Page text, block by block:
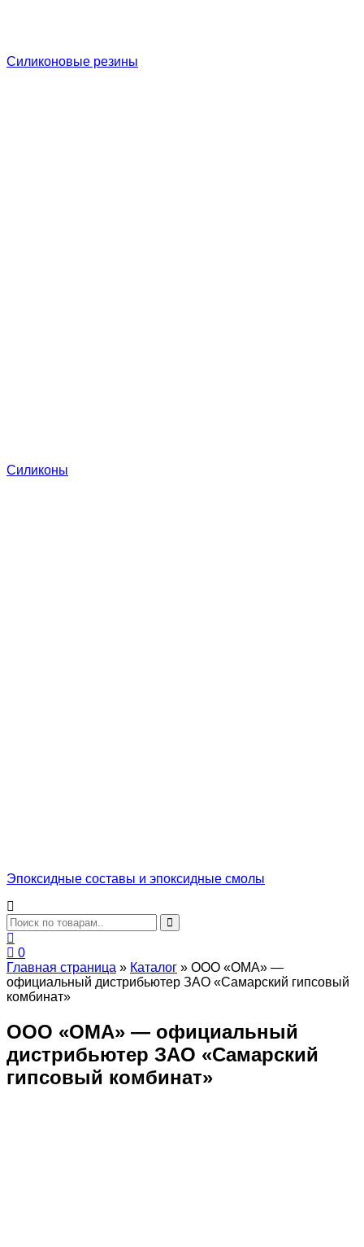
Силиконовые резины
Силиконы
Эпоксидные составы и эпоксидные смолы
0
Главная страница » Каталог » ООО «ОМА» —
официальный дистрибьютер ЗАО «Самарский гипсовый
комбинат»
ООО «ОМА» — официальный
дистрибьютер ЗАО «Самарский
гипсовый комбинат»